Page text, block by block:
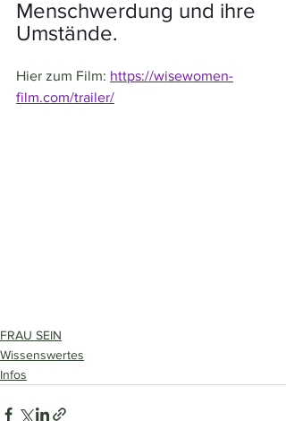
Menschwerdung und ihre
Umstände.
Hier zum Film: https://wisewomen-
film.com/trailer/
FRAU SEIN
Wissenswertes
Infos